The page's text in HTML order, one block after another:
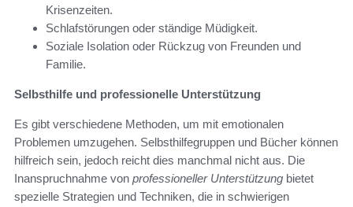
Krisenzeiten.
Schlafstörungen oder ständige Müdigkeit.
Soziale Isolation oder Rückzug von Freunden und
Familie.
Selbsthilfe und professionelle Unterstützung
Es gibt verschiedene Methoden, um mit emotionalen
Problemen umzugehen. Selbsthilfegruppen und Bücher können
hilfreich sein, jedoch reicht dies manchmal nicht aus. Die
Inanspruchnahme von professioneller Unterstützung bietet
spezielle Strategien und Techniken, die in schwierigen